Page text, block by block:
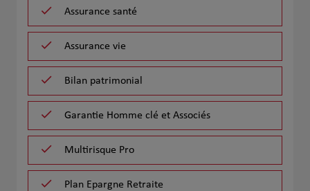
Assurance santé
Assurance vie
Bilan patrimonial
Garantie Homme clé et Associés
Multirisque Pro
Plan Epargne Retraite